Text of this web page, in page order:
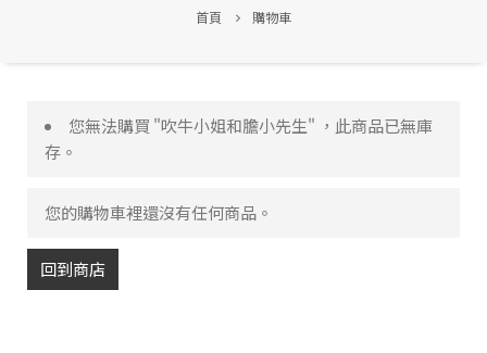
首頁 購物車
您無法購買 "吹牛小姐和膽小先生" ，此商品已無庫
存。
您的購物車裡還沒有任何商品。
回到商店